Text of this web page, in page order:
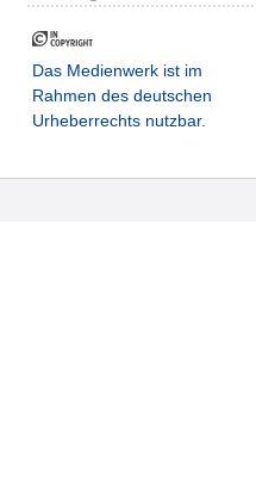
Das Medienwerk ist im
Rahmen des deutschen
Urheberrechts nutzbar.